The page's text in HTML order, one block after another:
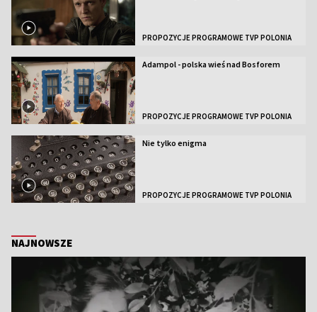
PROPOZYCJE PROGRAMOWE TVP POLONIA
Adampol - polska wieś nad Bosforem
PROPOZYCJE PROGRAMOWE TVP POLONIA
Nie tylko enigma
PROPOZYCJE PROGRAMOWE TVP POLONIA
NAJNOWSZE